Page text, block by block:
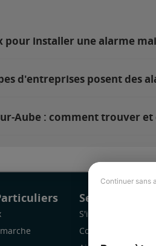
Continuer sans
pour installer une alarme
d'entreprises posent des
Aube : comment trouver
Services Pro
S'inscrire
Comment ça